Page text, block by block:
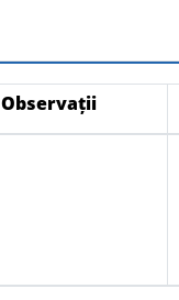
Observații